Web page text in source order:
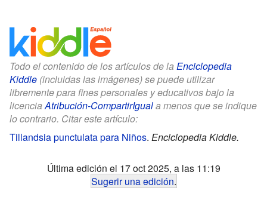
Todo el contenido de los artículos de la Enciclopedia
Kiddle (incluidas las imágenes) se puede utilizar
libremente para fines personales y educativos bajo la
licenciaAtribución-CompartirIguala menos que se indique
lo contrario. Citar este artículo:
Tillandsia punctulata para Niños. Enciclopedia Kiddle.
Última edición el 17 oct 2025, a las 11:19
Sugerir una edición.